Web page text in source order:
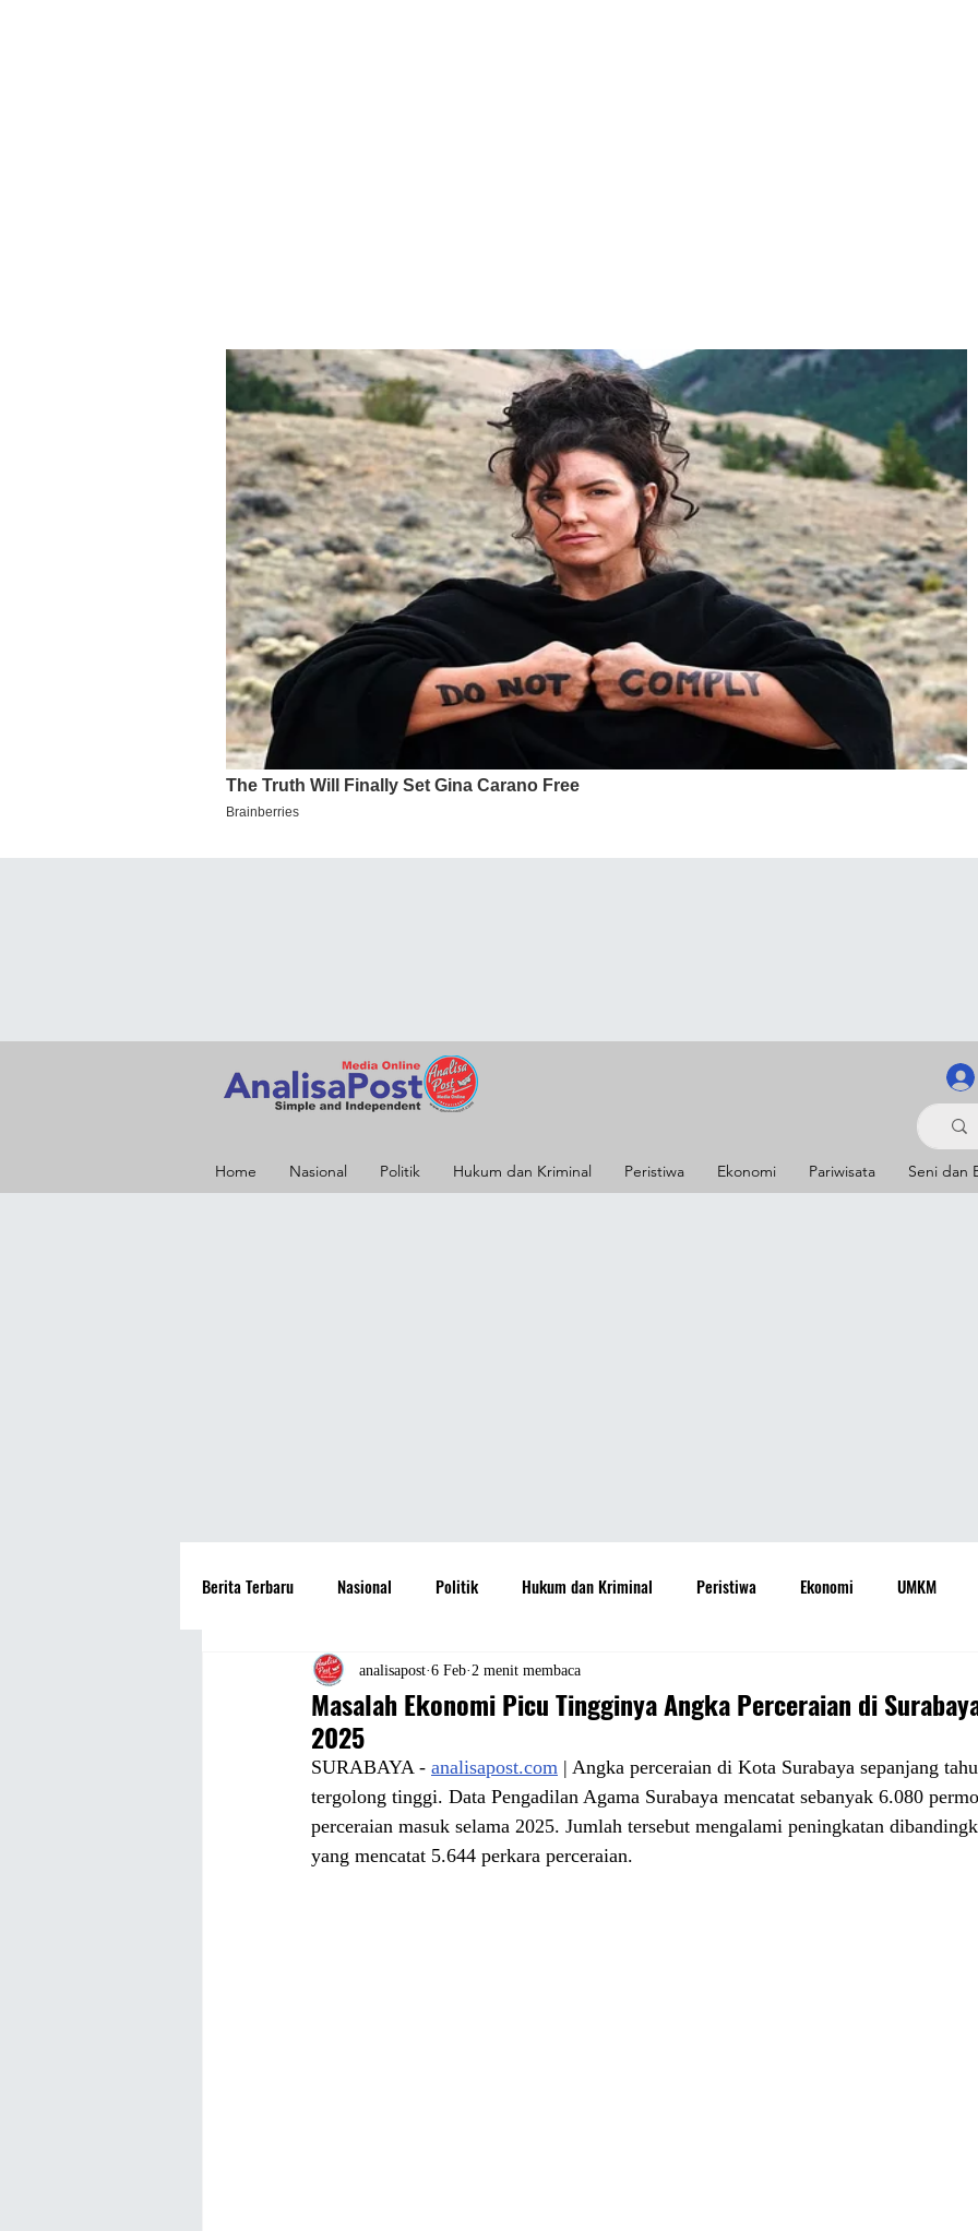
Home Nasional Politik Hukum dan Kriminal Peristiwa Ekonomi Pariwisata Seni dan
Berita Terbaru Nasional Politik Hukum dan Kriminal Peristiwa Ekonomi UMKM
Travel Seni dan Budaya Sastra
Film Hiburan Properti Informasi Ramalan Bintang Opini
Pendidikan Perguruan Tinggi Sejarah Pemerintah
Masalah Ekonomi Picu Tingginya Angka Perceraian di
2025
analisapost 6 Feb 2 menit membaca
SURABAYA - analisapost.com | Angka perceraian di Kota Surabaya sepanjang
tergolong tinggi. Data Pengadilan Agama Surabaya mencatat sebanyak 6.080
perceraian masuk selama 2025. Jumlah tersebut mengalami peningkatan
yang mencatat 5.644 perkara perceraian.